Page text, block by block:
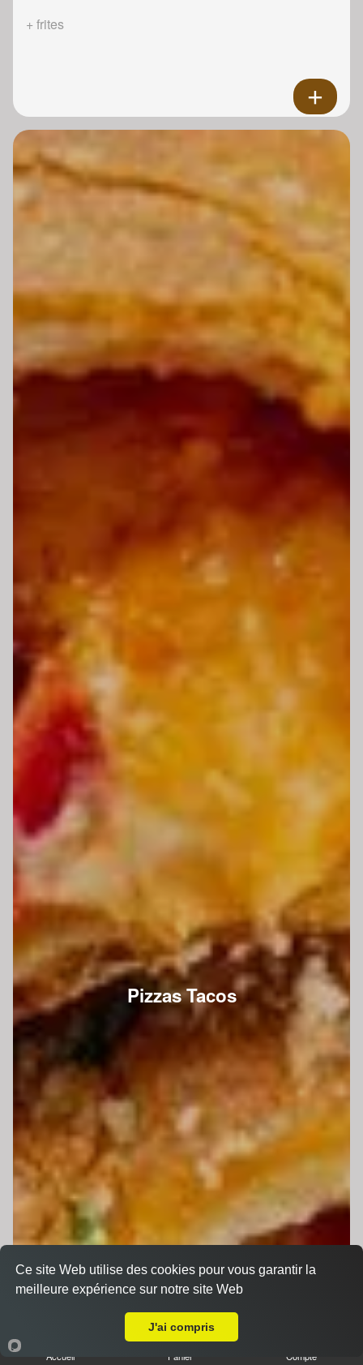
+ frites
Pizzas Tacos
Accueil Panier Compte
Ce site Web utilise des cookies pour vous garantir la
meilleure expérience sur notre site Web
J'ai compris